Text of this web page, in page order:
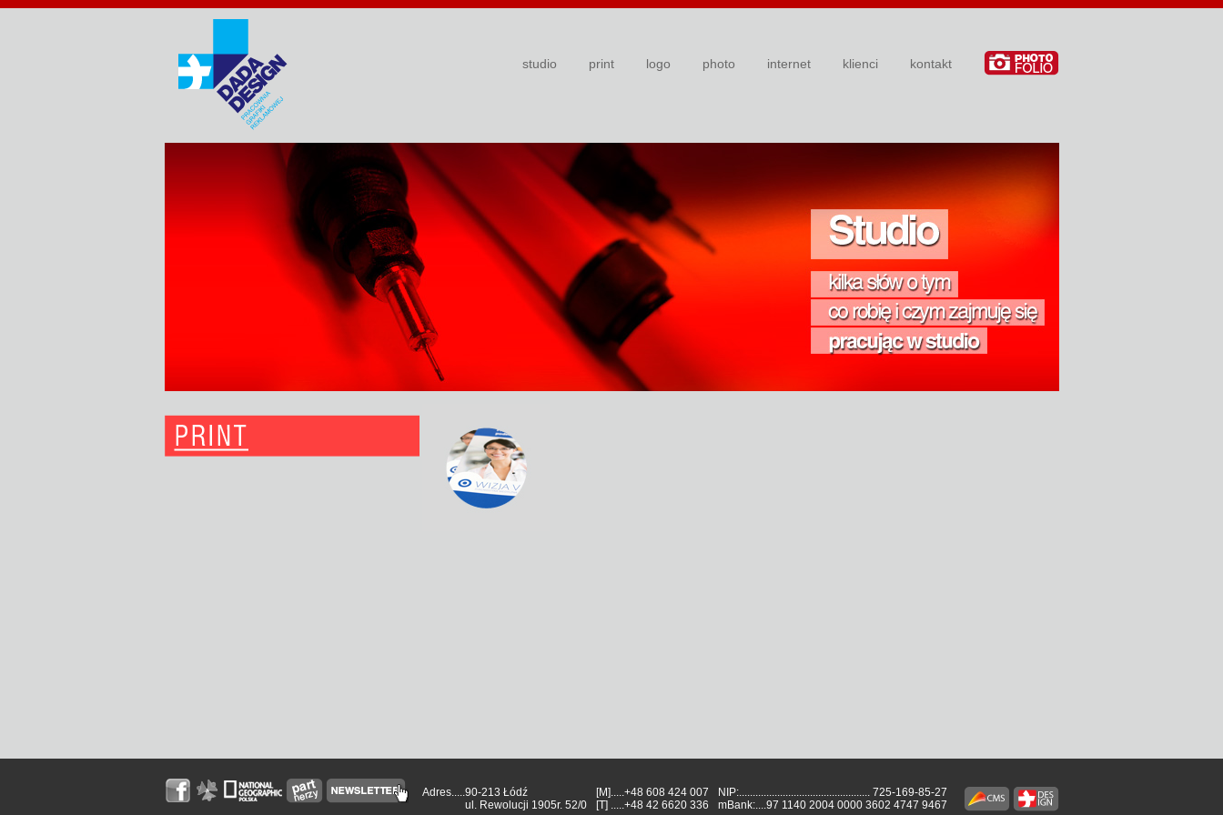
studio print logo photo internet klienci kontakt
Adres.....90-213 Łódź
ul. Rewolucji 1905r. 52/0
[M]
[T]
.....
.....
+48 608 424 007
+48 42 6620 336
NIP:................................................ 725-169-85-27
mBank:....97 1140 2004 0000 3602 4747 9467